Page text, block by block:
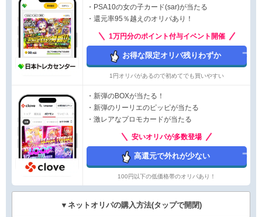
・PSA10の女の子カード(sar)が当たる
・還元率95％越えのオリパあり！
1万円分のポイント付与イベント開催
お得な限定オリパ残りわずか
1円オリパがあるので初めてでも買いやすい
・新弾のBOXが当たる！
・新弾のリーリエのピッピが当たる
・激レアなプロモカードが当たる
安いオリパが多数登場
高還元で外れが少ない
100円以下の低価格帯のオリパあり！
▼ネットオリパの購入方法(タップで開閉)